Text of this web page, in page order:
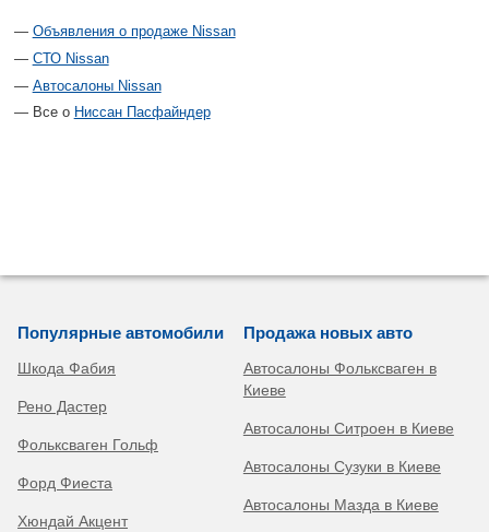
Объявления о продаже Nissan
СТО Nissan
Автосалоны Nissan
Все о Ниссан Пасфайндер
Популярные автомобили
Шкода Фабия
Рено Дастер
Фольксваген Гольф
Форд Фиеста
Хюндай Акцент
Продажа новых авто
Автосалоны Фольксваген в
Киеве
Автосалоны Ситроен в Киеве
Автосалоны Сузуки в Киеве
Автосалоны Мазда в Киеве